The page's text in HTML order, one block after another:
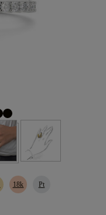
18k Pt